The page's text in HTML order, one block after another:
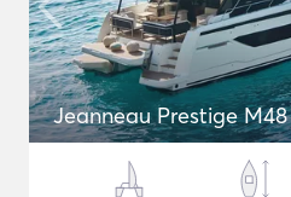
Jeanneau Prestige M48